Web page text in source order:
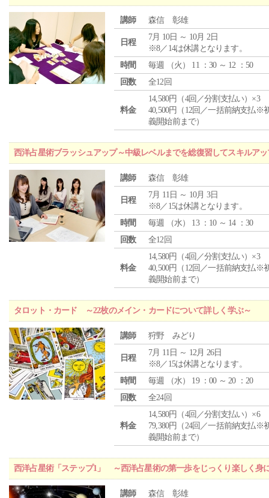
講師 森信 彰雄
日程
7月 10日 ～ 10月 2日
※8／14は休講となります。
時間
毎週 （火 ） 11 ：30 ～ 12 ：50
回数
全12回
料金
14,580円（4回／分割支払い）×3
40,500円（12回／一括前納支払※
義開始前まで）
西洋占星術ブラッシュアップ～中級レベルまでを総復習してスキルア
講師 森信 彰雄
日程
7月 11日 ～ 10月 3日
※8／15は休講となります。
時間
毎週 （水） 13 ：10 ～ 14 ：30
回数
全12回
料金
14,580円（4回／分割支払い）×3
40,500円（12回／一括前納支払※
義開始前まで）
タロット・カード ～22枚のメイン・カードについて詳しく学ぶ～
講師 狩野 みどり
日程
7月 11日 ～ 12月 26日
※8／15は休講となります。
時間
毎週 （水） 19 ：00 ～ 20 ：20
回数
全24回
料金
14,580円（4回／分割支払い）×6
79,380円（24回／一括前納支払※
義開始前まで）
西洋占星術「ステップ1」 ～西洋占星術の第一歩をじっくり楽しく身
講師 森信 彰雄